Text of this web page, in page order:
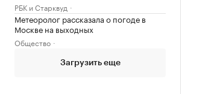
РБК и Старквуд
Метеоролог рассказала о погоде в
Москве на выходных
Общество
Загрузить еще